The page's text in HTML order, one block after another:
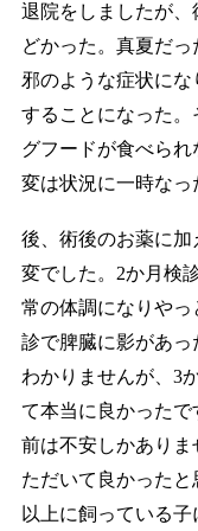
退院をしましたが
どかった。真夏だ
邪のような症状に
することになった
グフードが食べら
変は状況に一時なっ
後、術後のお薬に
変でした。2か月検
常の体調になりや
診で脾臓に影があ
わかりませんが、3
て本当に良かったで
前は不安しかあり
ただいて良かった
以上に飼っている